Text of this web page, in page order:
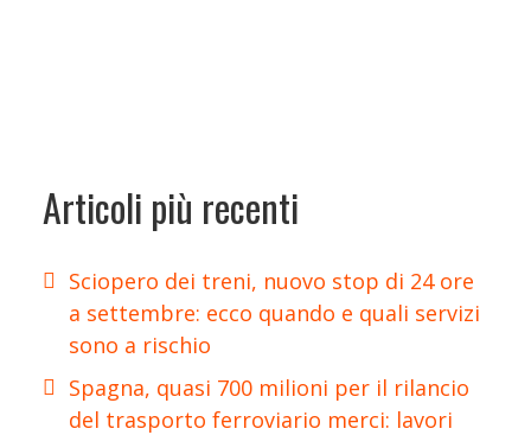
Articoli più recenti
Sciopero dei treni, nuovo stop di 24 ore
a settembre: ecco quando e quali servizi
sono a rischio
Spagna, quasi 700 milioni per il rilancio
del trasporto ferroviario merci: lavori